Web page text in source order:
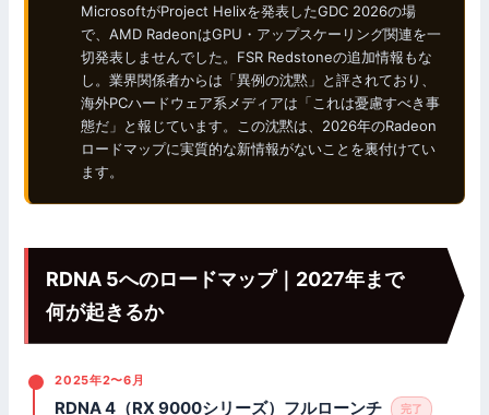
MicrosoftがProject Helixを発表したGDC 2026の場
で、AMD RadeonはGPU・アップスケーリング関連を一
切発表しませんでした。FSR Redstoneの追加情報もな
し。業界関係者からは「異例の沈黙」と評されており、
海外PCハードウェア系メディアは「これは憂慮すべき事
態だ」と報じています。この沈黙は、2026年のRadeon
ロードマップに実質的な新情報がないことを裏付けてい
ます。
RDNA 5へのロードマップ｜2027年まで
何が起きるか
2025年2〜6月
RDNA 4（RX 9000シリーズ）フルローンチ 完了